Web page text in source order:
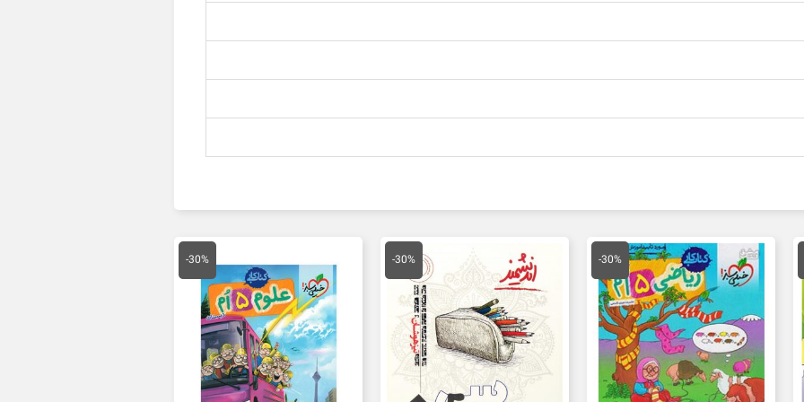
15,400 تومان
-30%
قیمت
اصلی
24,000 تومان
بود.
قیمت
فعلی
است.
-30%
21,000 تومان
بود.
قیمت
فعلی
14,700 تومان
-30%
اصلی
14,500 تومان
بود.
قیمت
فعلی